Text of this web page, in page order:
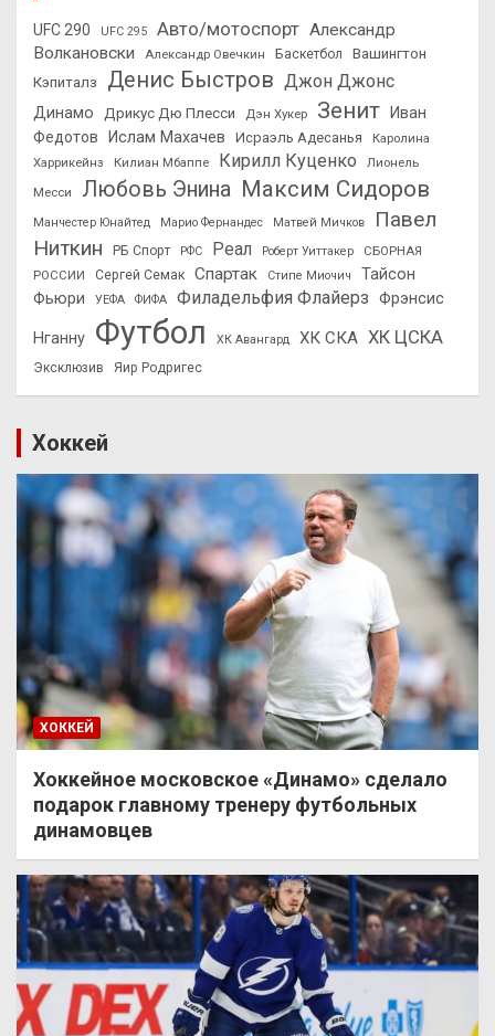
UFC 290 UFC 295 Авто/мотоспорт Александр
Волкановски
Александр Овечкин Баскетбол
Вашингтон
Кэпиталз
Денис Быстров Джон Джонс
Динамо Дрикус Дю Плесси Дэн Хукер Зенит Иван
Федотов
Ислам Махачев Исраэль Адесанья
Каролина
Харрикейнз
Килиан Мбаппе Кирилл Куценко
Лионель
Месси
Любовь Энина Максим Сидоров
Манчестер Юнайтед Марио Фернандес Матвей Мичков
Павел
Ниткин
РБ Спорт РФС Реал Роберт Уиттакер
СБОРНАЯ
РОССИИ
Сергей Семак Спартак Стипе Миочич
Тайсон
Фьюри
УЕФА ФИФА Филадельфия Флайерз Фрэнсис
Нганну Футбол ХК Авангард ХК СКА ХК ЦСКА
Эксклюзив Яир Родригес
Хоккей
ХОККЕЙ
Хоккейное московское «Динамо» сделало
подарок главному тренеру футбольных
динамовцев